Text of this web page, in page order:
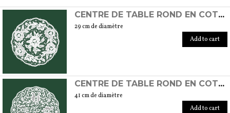
CENTRE DE TABLE ROND EN COTON FAIT À LA MAIN AU POINT DE BURANO
29 cm de diamètre
Add to cart
CENTRE DE TABLE ROND EN COTON FAIT À LA MAIN AU POINT DE BURANO
41 cm de diamètre
Add to cart